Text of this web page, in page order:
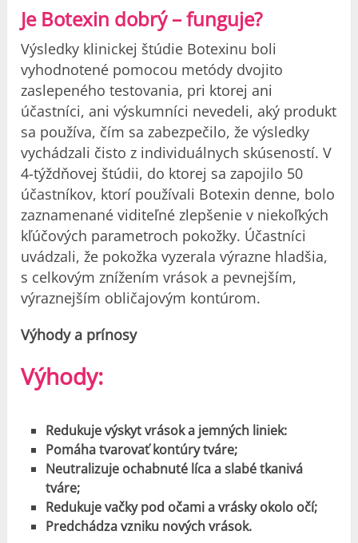
Je Botexin dobrý – funguje?
Výsledky klinickej štúdie Botexinu boli
vyhodnotené pomocou metódy dvojito
zaslepeného testovania, pri ktorej ani
účastníci, ani výskumníci nevedeli, aký produkt
sa používa, čím sa zabezpečilo, že výsledky
vychádzali čisto z individuálnych skúseností. V
4-týždňovej štúdii, do ktorej sa zapojilo 50
účastníkov, ktorí používali Botexin denne, bolo
zaznamenané viditeľné zlepšenie v niekoľkých
kľúčových parametroch pokožky. Účastníci
uvádzali, že pokožka vyzerala výrazne hladšia,
s celkovým znížením vrások a pevnejším,
výraznejším obličajovým kontúrom.
Výhody a prínosy
Výhody:
Redukuje výskyt vrások a jemných liniek:
Pomáha tvarovať kontúry tváre;
Neutralizuje ochabnuté líca a slabé tkanivá
tváre;
Redukuje vačky pod očami a vrásky okolo očí;
Predchádza vzniku nových vrások.